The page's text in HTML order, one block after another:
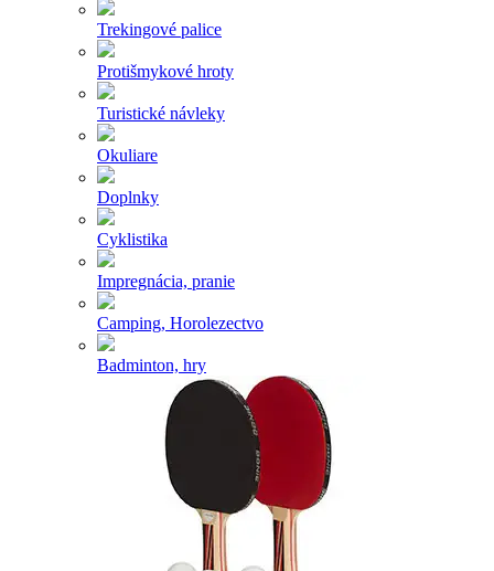
Trekingové palice
Protišmykové hroty
Turistické návleky
Okuliare
Doplnky
Cyklistika
Impregnácia, pranie
Camping, Horolezectvo
Badminton, hry